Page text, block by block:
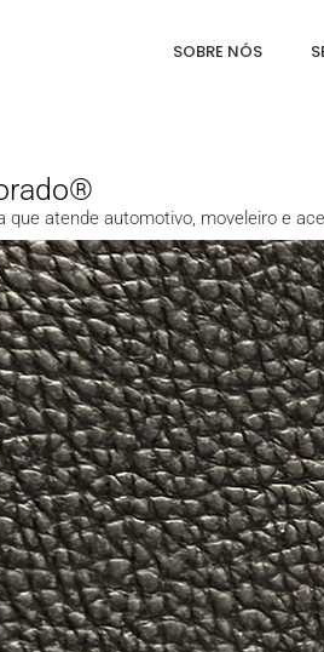
SOBRE NÓS
que atende automotivo, moveleiro e